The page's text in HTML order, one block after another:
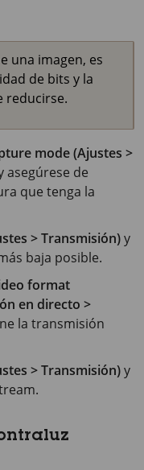
una imagen, es
de bits y la
reducirse.
mode (Ajustes >
asegúrese de
que tenga la
> Transmisión)y
baja posible.
format
en directo >
la transmisión
> Transmisión)y